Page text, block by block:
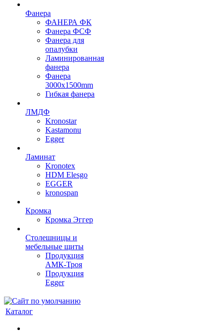
Фанера
ФАНЕРА ФК
Фанера ФСФ
Фанера для
опалубки
Ламинированная
фанера
Фанера
3000х1500mm
Гибкая фанера
ЛМДФ
Kronostar
Kastamonu
Egger
Ламинат
Kronotex
HDM Elesgo
EGGER
kronospan
Кромка
Кромка Эггер
Столешницы и
мебельные щиты
Продукция
АМК-Троя
Продукция
Egger
Каталог